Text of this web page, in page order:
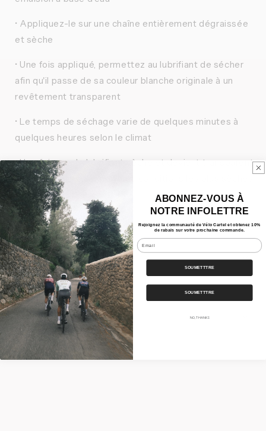
• Appliquez-le sur une chaîne entièrement dégraissée
et sèche
• Une fois appliqué, permettez au lubrifiant de sécher
afin qu'il passe de sa couleur blanche originale à un
revêtement transparent
• Le temps de séchage varie de quelques minutes à
quelques heures selon le climat
• Une fois que le lubrifiant sèche et devient transparent,
vous pouvez rouler dans les conditions les plus sèches
pendant des heures!
• Fabriqué au Royaume-Uni
Caractéristiques
Nos Bundles
Expédition
Partager
ABONNEZ-VOUS À
NOTRE INFOLETTRE
Rejoignez la communauté de Vélo Cartel et obtenez 10%
de rabais sur votre prochaine commande.
Email
SOUMETTTRE
SOUMETTTRE
NO, THANKS